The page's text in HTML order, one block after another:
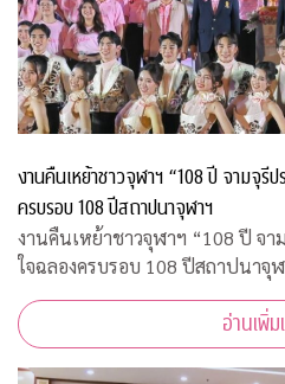
งานคืนเหย้าชาวจุฬาฯ “108 ปี จามจุรี
ครบรอบ 108 ปีสถาปนาจุฬาฯ
งานคืนเหย้าชาวจุฬาฯ “108 ปี จ
ใจฉลองครบรอบ 108 ปีสถาปนาจุ
อ่านเพิ่ม